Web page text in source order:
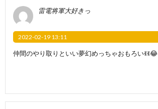
雷電将軍大好きっ
2022-02-19 13:11
仲間のやり取りといい夢幻めっちゃおもろいꉂꉂ😂